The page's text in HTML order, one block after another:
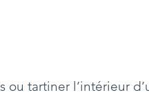
ou tartiner l’intérieur